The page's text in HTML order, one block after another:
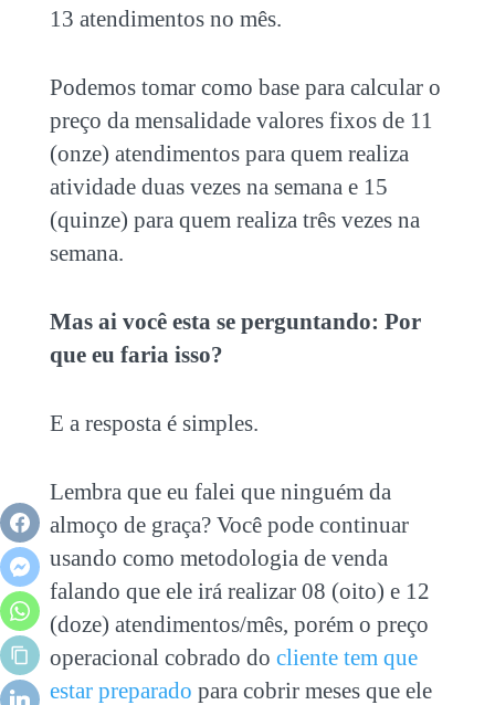
13 atendimentos no mês.
Podemos tomar como base para calcular o
preço da mensalidade valores fixos de 11
(onze) atendimentos para quem realiza
atividade duas vezes na semana e 15
(quinze) para quem realiza três vezes na
semana.
Mas ai você esta se perguntando: Por
que eu faria isso?
E a resposta é simples.
Lembra que eu falei que ninguém da
almoço de graça? Você pode continuar
usando como metodologia de venda
falando que ele irá realizar 08 (oito) e 12
(doze) atendimentos/mês, porém o preço
operacional cobrado do cliente tem que
estar preparado para cobrir meses que ele